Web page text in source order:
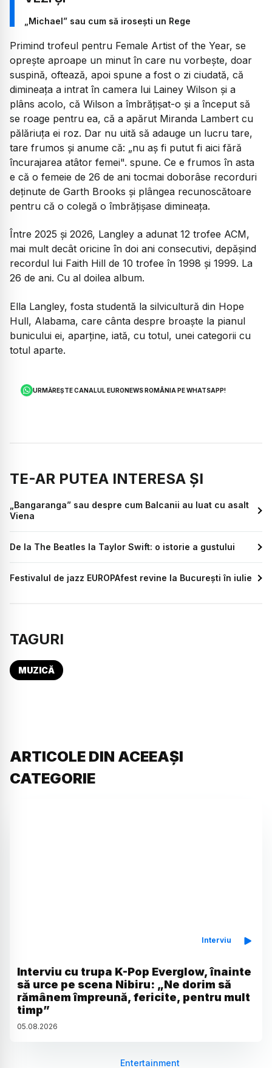
„Michael” sau cum să irosești un Rege
Primind trofeul pentru Female Artist of the Year, se
oprește aproape un minut în care nu vorbește, doar
suspină, oftează, apoi spune a fost o zi ciudată, că
dimineața a intrat în camera lui Lainey Wilson și a
plâns acolo, că Wilson a îmbrățișat-o și a început să
se roage pentru ea, că a apărut Miranda Lambert cu
pălăriuța ei roz. Dar nu uită să adauge un lucru tare,
tare frumos și anume că: „nu aș fi putut fi aici fără
încurajarea atâtor femei". spune. Ce e frumos în asta
e că o femeie de 26 de ani tocmai doborâse recorduri
deținute de Garth Brooks și plângea recunoscătoare
pentru că o colegă o îmbrățișase dimineața.
Între 2025 și 2026, Langley a adunat 12 trofee ACM,
mai mult decât oricine în doi ani consecutivi, depășind
recordul lui Faith Hill de 10 trofee în 1998 și 1999. La
26 de ani. Cu al doilea album.
Ella Langley, fosta studentă la silvicultură din Hope
Hull, Alabama, care cânta despre broaște la pianul
bunicului ei, aparține, iată, cu totul, unei categorii cu
totul aparte.
URMĂREȘTE CANALUL EURONEWS ROMÂNIA PE WHATSAPP!
TE-AR PUTEA INTERESA ȘI
„Bangaranga” sau despre cum Balcanii au luat cu asalt
Viena
De la The Beatles la Taylor Swift: o istorie a gustului
Festivalul de jazz EUROPAfest revine la București în iulie
TAGURI
MUZICĂ
ARTICOLE DIN ACEEAȘI
CATEGORIE
Interviu
Interviu cu trupa K-Pop Everglow, înainte
să urce pe scena Nibiru: „Ne dorim să
rămânem împreună, fericite, pentru mult
timp”
05.08.2026
Entertainment